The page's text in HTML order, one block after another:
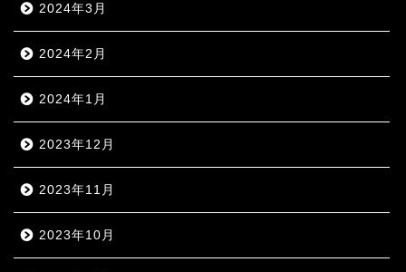
2024年3月
2024年2月
2024年1月
2023年12月
2023年11月
2023年10月